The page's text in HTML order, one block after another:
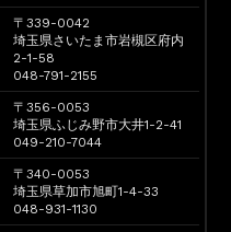
〒339-0042
埼玉県さいたま市岩槻区府内
2-1-58
048-791-2155
〒356-0053
埼玉県ふじみ野市大井1-2-41
049-210-7044
〒340-0053
埼玉県草加市旭町1-4-33
048-931-1130